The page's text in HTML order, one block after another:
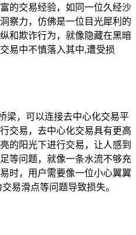
的交易经验，如同一位久经沙
察力，仿佛是一位目光犀利的
和欺诈行为，就像隐藏在黑暗
易中不慎落入其中,遭受损
梁，可以连接去中心化交易平
交易，去中心化交易具有更高
的阳光下进行交易，让人感到
等问题，就像一条水流不够充
时，用户需要像一位小心翼翼
易滑点等问题导致损失。